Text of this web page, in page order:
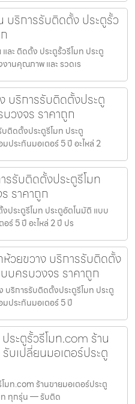
บริการรับติดตั้ง ประตูรั้ว
ละ ติดตั้ง ประตูรั้วรีโมท ประตู
านคุณภาพ และ รวดเร
บริการรับติดตั้งประตู
วงจร ราคาถูก
ติดตั้งประตูรีโมท ประตู
ระกันมอเตอร์ 5 ปี อะไหล่ 2
รรับติดตั้งประตูรีโมท
ราคาถูก
ประตูรีโมท ประตูอัตโนมัติ แบบ
ร์ 5 ปี อะไหล่ 2 ปี ปร
วยขวาง บริการรับติดตั้ง
บครบวงจร ราคาถูก
บริการรับติดตั้งประตูรีโมท ประตู
ประกันมอเตอร์ 5 ปี
ระตูรั้วรีโมท.com ร้าน
บเปลี่ยนมอเตอร์ประตู
ท.com ร้านขายมอเตอร์ประตู
ท ทุกรุ่น — รับติด